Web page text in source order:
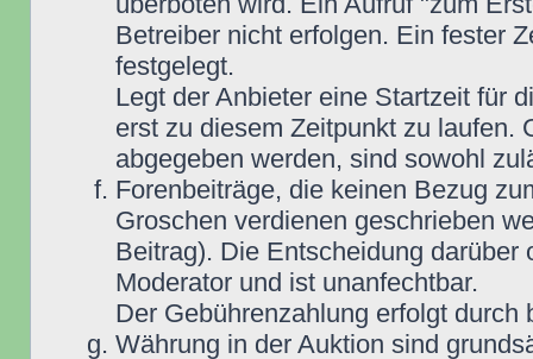
Betreiber nicht erfolgen. Ein fester
festgelegt.
Legt der Anbieter eine Startzeit für
erst zu diesem Zeitpunkt zu laufen.
abgegeben werden, sind sowohl
Forenbeiträge, die keinen Bezug
Groschen verdienen geschrieben
Beitrag). Die Entscheidung darüber
Moderator und ist unanfechtbar.
Der Gebührenzahlung erfolgt durch
Währung in der Auktion sind